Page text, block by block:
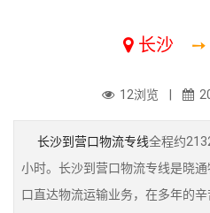
长沙 ➙
12浏览 |
长沙到营口物流专线全程约
小时。长沙到营口物流专线是晓
口直达物流运输业务，在多年的